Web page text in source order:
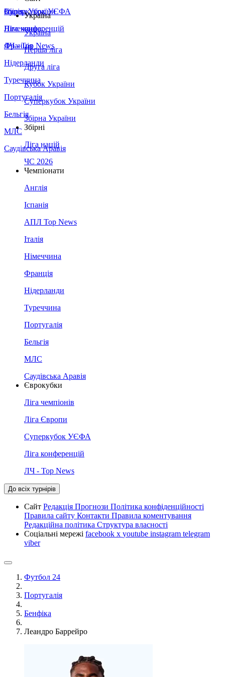
Збірна України
Італія
Німеччина
Франція
Нідерланди
Туреччина
Португалія
Бельгія
МЛС
Саудівська Аравія
Суперкубок УЄФА
Ліга конференцій
ЛЧ - Top News
Україна
Україна
Перша ліга
Друга ліга
Кубок України
Суперкубок України
Збірна України
Збірні
Ліга націй
ЧС 2026
Чемпіонати
Англія
Іспанія
АПЛ Top News
Італія
Німеччина
Франція
Нідерланди
Туреччина
Португалія
Бельгія
МЛС
Саудівська Аравія
Єврокубки
Ліга чемпіонів
Ліга Європи
Суперкубок УЄФА
Ліга конференцій
ЛЧ - Top News
До всіх турнірів
Сайт Редакція Прогнози Політика конфіденційності
Правила сайту Контакти Правила коментування
Редакційна політика Структура власності
Соціальні мережі facebook x youtube instagram telegram
viber
Футбол 24
Португалія
Бенфіка
Леандро Баррейро